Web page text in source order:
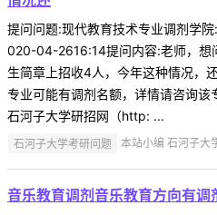
提问问题:现代教育技术专业调剂学
020-04-2616:14提问内容:老师，想
生简章上招收4人，今年这种情况，
专业可能有调剂名额，详情请咨询
石河子大学研招网（http: ...
石河子大学考研问题 本站小编 石河子
音乐教育调剂音乐教育方向有调